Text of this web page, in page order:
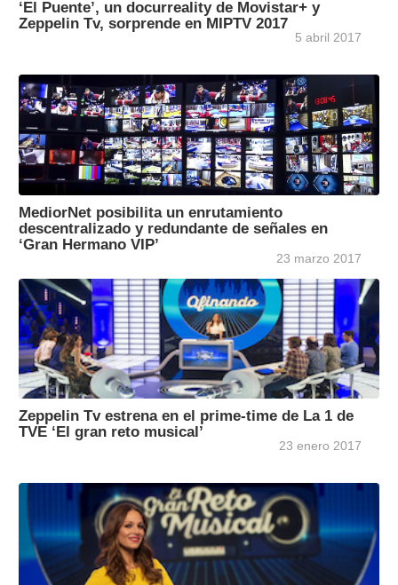
‘El Puente’, un docurreality de Movistar+ y
Zeppelin Tv, sorprende en MIPTV 2017
5 abril 2017
MediorNet posibilita un enrutamiento
descentralizado y redundante de señales en
‘Gran Hermano VIP’
23 marzo 2017
Zeppelin Tv estrena en el prime-time de La 1 de
TVE ‘El gran reto musical’
23 enero 2017